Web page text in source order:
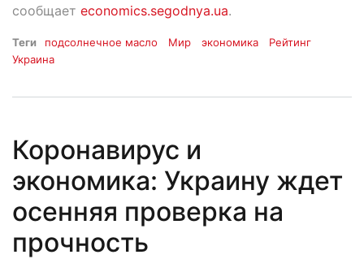
сообщает economics.segodnya.ua.
Теги подсолнечное масло Мир экономика
Рейтинг
Украина
Коронавирус и
экономика: Украину ждет
осенняя проверка на
прочность